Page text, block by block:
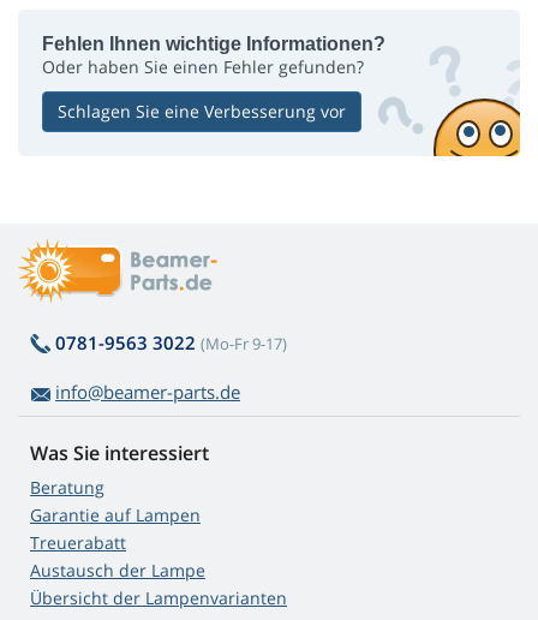
Fehlen Ihnen wichtige Informationen?
Oder haben Sie einen Fehler gefunden?
Schlagen Sie eine Verbesserung vor
0781-9563 3022 (Mo-Fr 9-17)
info@beamer-parts.de
Was Sie interessiert
Beratung
Garantie auf Lampen
Treuerabatt
Austausch der Lampe
Übersicht der Lampenvarianten